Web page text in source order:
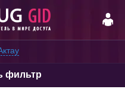
фильтр